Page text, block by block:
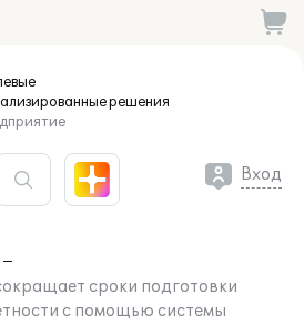
решения
Вход
сроки подготовки
с помощью системы